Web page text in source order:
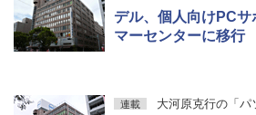
デル、個人向けPC
マーセンターに移行
連載 大河原克行の「パ